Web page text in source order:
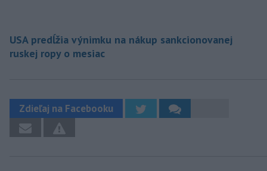
USA predĺžia výnimku na nákup sankcionovanej
ruskej ropy o mesiac
Zdieľaj na Facebooku